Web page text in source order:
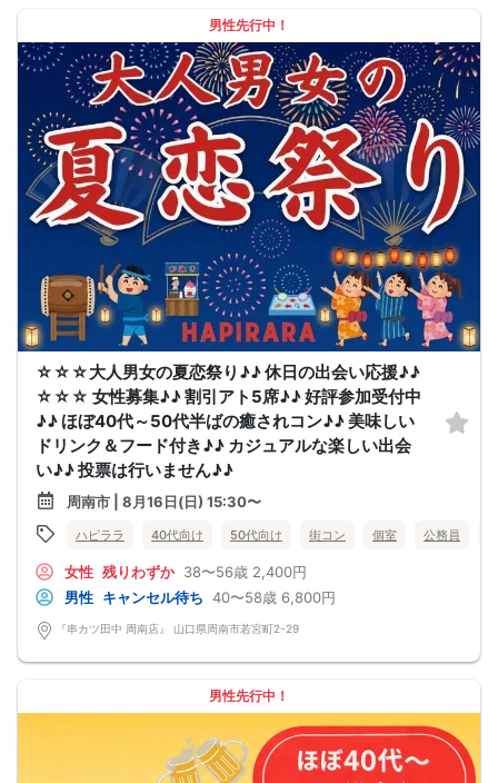
男性先行中！
☆☆☆大人男女の夏恋祭り♪♪ 休日の出会い応援♪♪
☆☆☆ 女性募集♪♪ 割引アト5席♪♪ 好評参加受付中
♪♪ ほぼ40代～50代半ばの癒されコン♪♪ 美味しい
ドリンク＆フード付き♪♪ カジュアルな楽しい出会
い♪♪ 投票は行いません♪♪
周南市 | 8月16日(日) 15:30〜
ハピララ 40代向け 50代向け 街コン 個室 公務員
女性 残りわずか 38〜56歳 2,400円
男性 キャンセル待ち 40〜58歳 6,800円
『串カツ田中 周南店』 山口県周南市若宮町2-29
男性先行中！